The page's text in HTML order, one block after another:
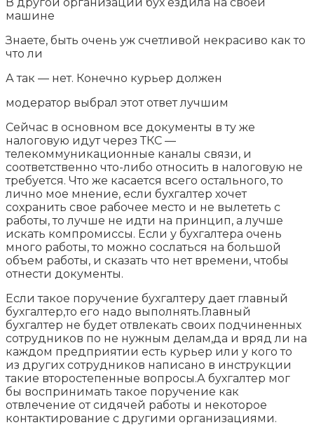
машине
Знаете, быть очень уж счетливой некрасиво как то
что ли
А так — нет. Конечно курьер должен
модератор выбрал этот ответ лучшим
Сейчас в основном все документы в ту же
налоговую идут через ТКС —
телекоммуникационные каналы связи, и
соответственно что-либо относить в налоговую не
требуется. Что же касается всего остального, то
лично мое мнение, если бухгалтер хочет
сохранить свое рабочее место и не вылететь с
работы, то лучше не идти на принцип, а лучше
искать компромиссы. Если у бухгалтера очень
много работы, то можно сослаться на большой
объем работы, и сказать что нет времени, чтобы
отнести документы.
Если такое поручение бухгалтеру дает главный
бухгалтер,то его надо выполнять.Главный
бухгалтер не будет отвлекать своих подчиненных
сотрудников по не нужным делам,да и вряд ли на
каждом предприятии есть курьер или у кого то
из других сотрудников написано в инструкции
такие второстепенные вопросы.А бухгалтер мог
бы воспринимать такое поручение как
отвлечение от сидячей работы и некоторое
контактирование с другими организациями.